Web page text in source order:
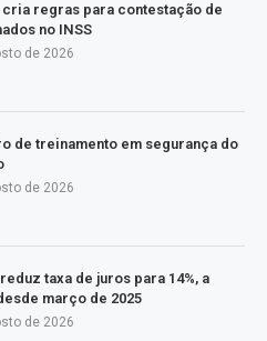
regras para contestação de
no INSS
de 2026
de treinamento em segurança do
de 2026
taxa de juros para 14%, a
março de 2025
de 2026